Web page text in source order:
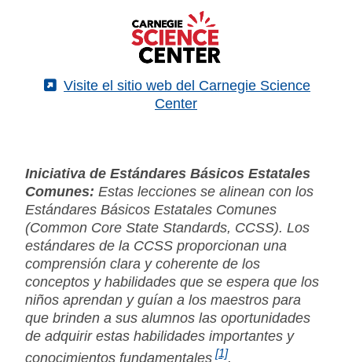
(External)
Visite el sitio web del Carnegie Science
Center
Iniciativa de Estándares Básicos Estatales
Comunes: Estas lecciones se alinean con los
Estándares Básicos Estatales Comunes
(Common Core State Standards, CCSS). Los
estándares de la CCSS proporcionan una
comprensión clara y coherente de los
conceptos y habilidades que se espera que los
niños aprendan y guían a los maestros para
que brinden a sus alumnos las oportunidades
de adquirir estas habilidades importantes y
conocimientos fundamentales [1].